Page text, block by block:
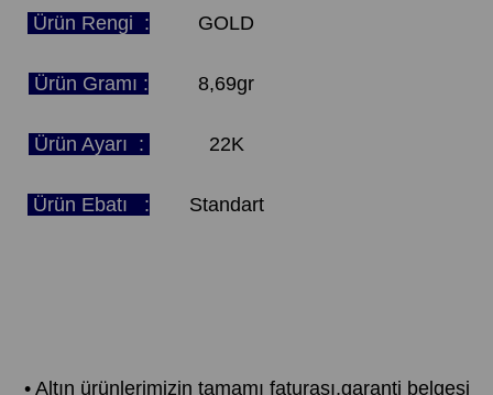
Ürün Rengi : GOLD
Ürün Gramı : 8,69gr
Ürün Ayarı : 22K
Ürün Ebatı : Standart
• Altın ürünlerimizin tamamı faturası,garanti belgesi